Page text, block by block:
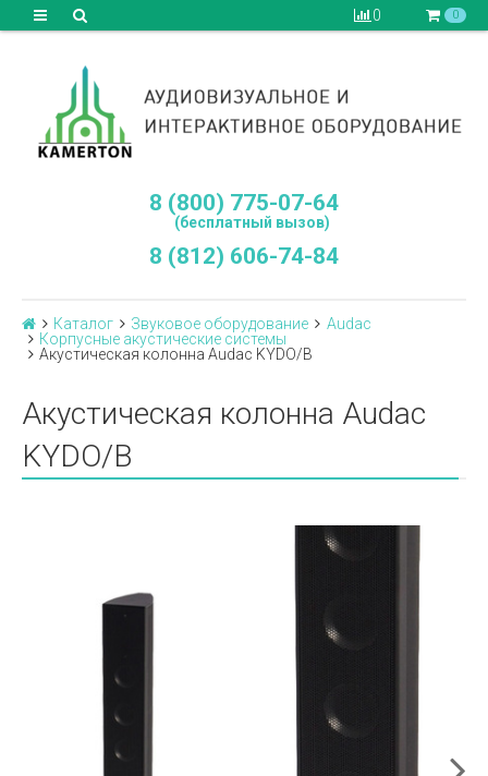
0 0
8 (800) 775-07-64
(бесплатный вызов)
8 (812) 606-74-84
Каталог Звуковое оборудование
Audac
Корпусные акустические системы
Акустическая колонна Audac KYDO/B
Акустическая колонна Audac
KYDO/B